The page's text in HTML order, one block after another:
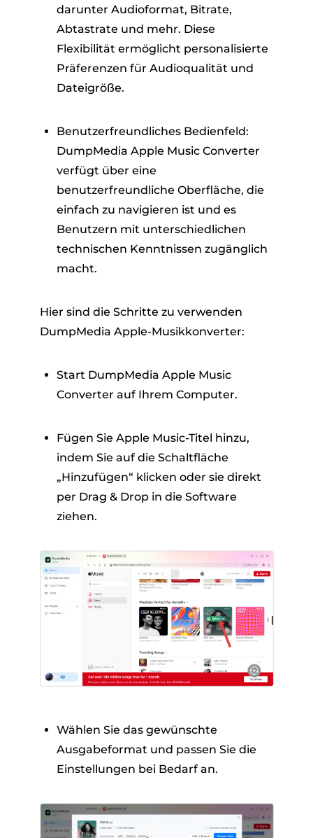
darunter Audioformat, Bitrate,
Abtastrate und mehr. Diese
Flexibilität ermöglicht personalisierte
Präferenzen für Audioqualität und
Dateigröße.
Benutzerfreundliches Bedienfeld:
DumpMedia Apple Music Converter
verfügt über eine
benutzerfreundliche Oberfläche, die
einfach zu navigieren ist und es
Benutzern mit unterschiedlichen
technischen Kenntnissen zugänglich
macht.
Hier sind die Schritte zu verwenden
DumpMedia Apple-Musikkonverter:
Start DumpMedia Apple Music
Converter auf Ihrem Computer.
Fügen Sie Apple Music-Titel hinzu,
indem Sie auf die Schaltfläche
„Hinzufügen“ klicken oder sie direkt
per Drag & Drop in die Software
ziehen.
Wählen Sie das gewünschte
Ausgabeformat und passen Sie die
Einstellungen bei Bedarf an.